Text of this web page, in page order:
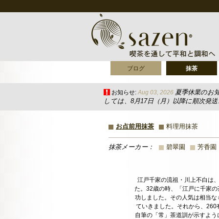
ブログ 抹茶
お知らせ: Aug 03, 2026 夏季休業のお
しては、8月17日（月）以降に順次発
お点前用抹茶 料理用抹茶
抹茶メーカー： 碧翠園 芳香園
江戸千家の流祖・川上不白は
た。32歳の時、「江戸に千家
功しました。その人気は相当
ていきました。それから、
自筆の「常」茶道訓が示すよ